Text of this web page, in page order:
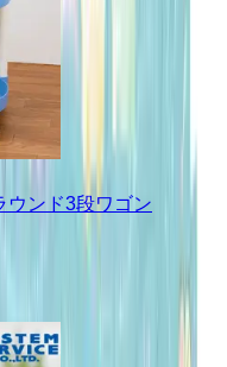
ンド3段ワゴン